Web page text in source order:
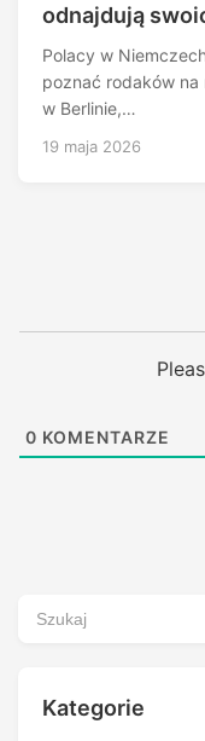
odnajdują
Polacy w
poznać rodaków
w Berlinie,…
19 maja 2026
0 KOMENTARZE
Kategorie